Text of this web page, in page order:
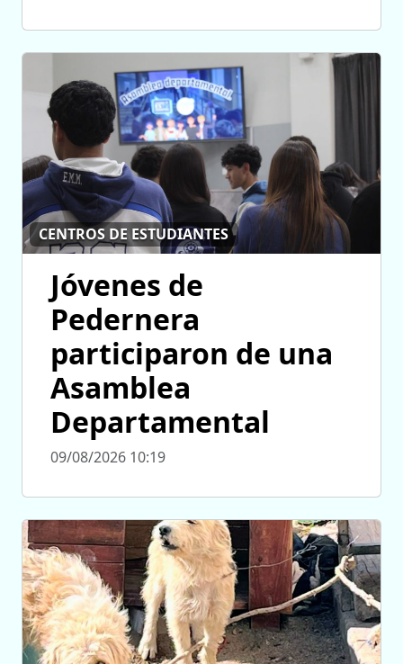
CENTROS DE ESTUDIANTES
Jóvenes de
Pedernera
participaron de una
Asamblea
Departamental
09/08/2026 10:19